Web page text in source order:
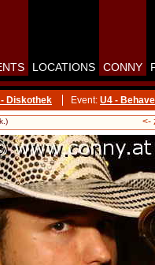
LOCATIONS CONNY
Diskothek Event: U4 -
<-